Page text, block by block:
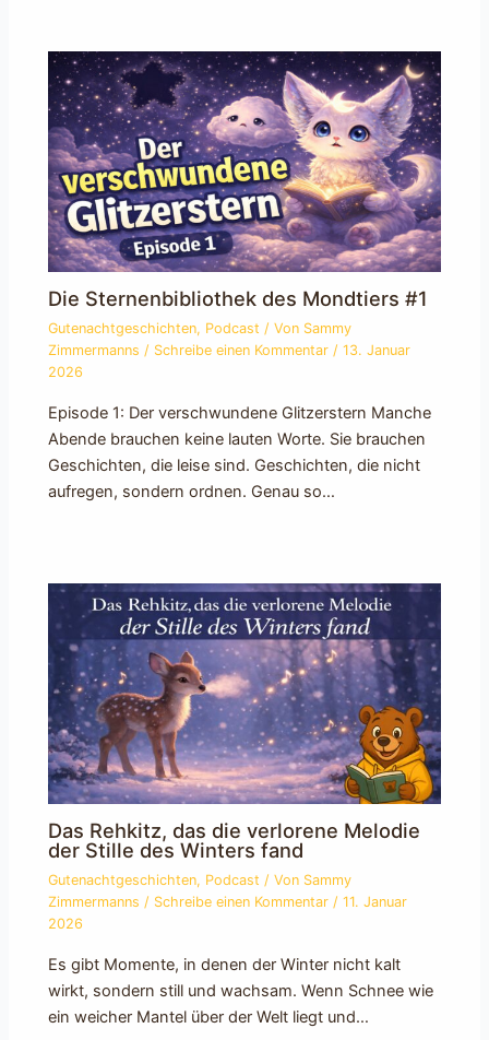
Die Sternenbibliothek des Mondtiers #1
Gutenachtgeschichten, Podcast / Von Sammy
Zimmermanns / Schreibe einen Kommentar /13. Januar
2026
Episode 1: Der verschwundene Glitzerstern Manche
Abende brauchen keine lauten Worte. Sie brauchen
Geschichten, die leise sind. Geschichten, die nicht
aufregen, sondern ordnen. Genau so…
Das Rehkitz, das die verlorene Melodie
der Stille des Winters fand
Gutenachtgeschichten, Podcast / Von Sammy
Zimmermanns / Schreibe einen Kommentar /11. Januar
2026
Es gibt Momente, in denen der Winter nicht kalt
wirkt, sondern still und wachsam. Wenn Schnee wie
ein weicher Mantel über der Welt liegt und…